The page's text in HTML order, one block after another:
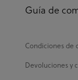
Guía de
Condiciones de
Devoluciones y